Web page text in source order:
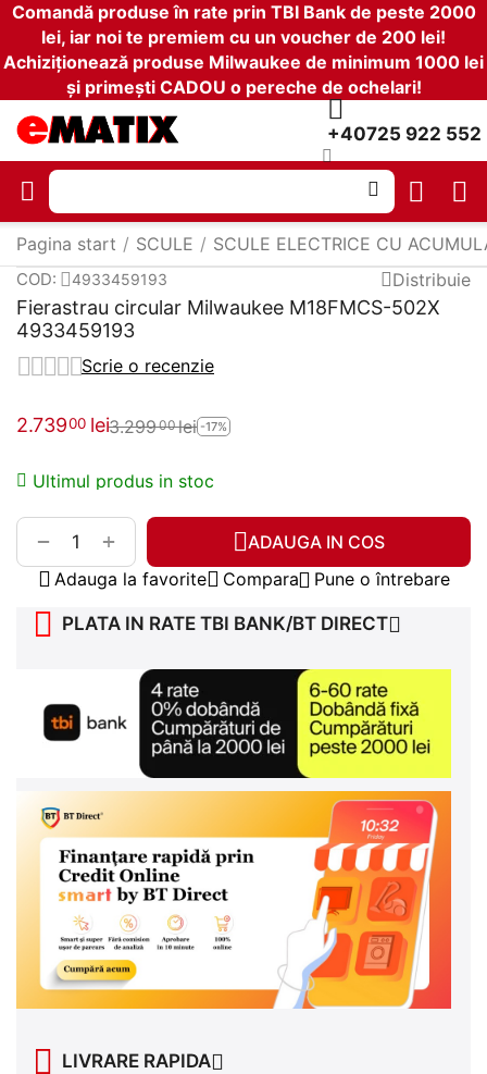
Comandă produse în rate prin TBI Bank de peste 2000
lei, iar noi te premiem cu un voucher de 200 lei!
Achiziționează produse Milwaukee de minimum 1000 lei
și primești CADOU o pereche de ochelari!
+40725 922 552
Pagina start / SCULE / SCULE ELECTRICE CU
COD: 4933459193 Distribuie
Fierastrau circular Milwaukee M18FMCS-502X
4933459193
Scrie o recenzie
2.73900 lei3.29900lei -17%
Ultimul produs in stoc
+
−
ADAUGA IN COS
Adauga la favorite
Compara Pune o întrebare
PLATA IN RATE TBI BANK/BT DIRECT
LIVRARE RAPIDA